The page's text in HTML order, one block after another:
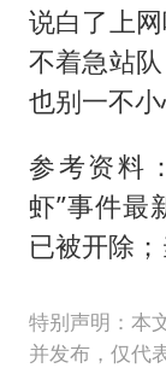
说白了上
不着急站
也别一不小
参考资料
虾”事件最
已被开除
特别声明：本
并发布，仅代